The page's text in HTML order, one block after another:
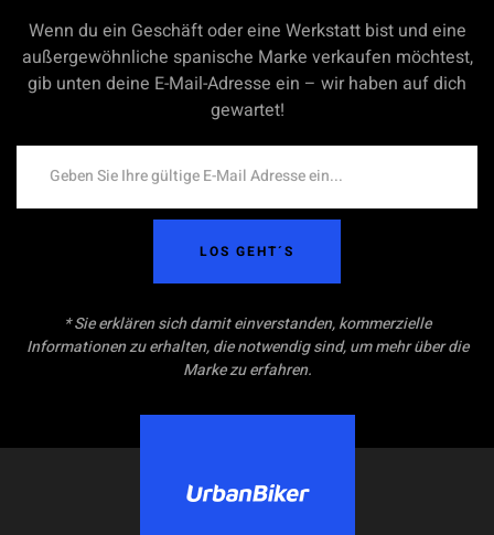
Wenn du ein Geschäft oder eine Werkstatt bist und eine
außergewöhnliche spanische Marke verkaufen möchtest,
gib unten deine E-Mail-Adresse ein – wir haben auf dich
gewartet!
LOS GEHT´S
* Sie erklären sich damit einverstanden, kommerzielle
Informationen zu erhalten, die notwendig sind, um mehr über die
Marke zu erfahren.